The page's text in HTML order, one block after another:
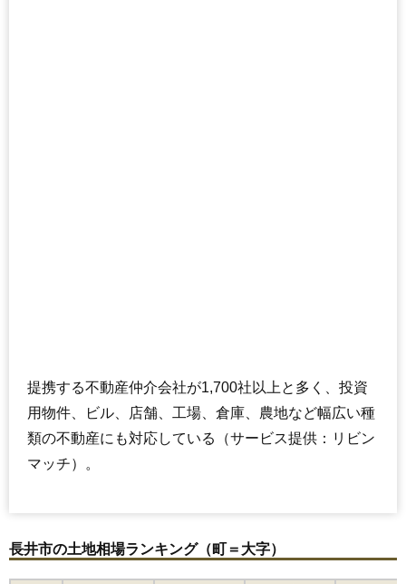
提携する不動産仲介会社が1,700社以上と多く、投資
用物件、ビル、店舗、工場、倉庫、農地など幅広い種
類の不動産にも対応している（サービス提供：リビン
マッチ）。
長井市の土地相場ランキング（町＝大字）